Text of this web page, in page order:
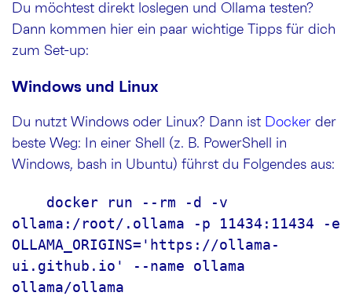
Du möchtest direkt loslegen und Ollama testen?
Dann kommen hier ein paar wichtige Tipps für dich
zum Set-up:
Windows und Linux
Du nutzt Windows oder Linux? Dann ist Docker der
beste Weg: In einer Shell (z. B. PowerShell in
Windows, bash in Ubuntu) führst du Folgendes aus:
docker run --rm -d -v
ollama:/root/.ollama -p 11434:11434 -e
OLLAMA_ORIGINS='https://ollama-
ui.github.io' --name ollama
ollama/ollama